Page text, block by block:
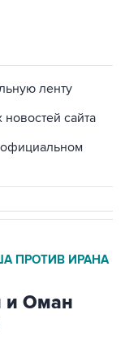
ленту
сайта
ПРОТИВ ИРАНА
и Оман